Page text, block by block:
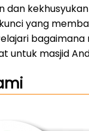
dan
yang
bagaimana
untuk masjid